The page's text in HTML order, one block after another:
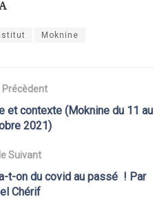
Moknine
et contexte (Moknine du 11 au
2021)
Suivant
t-on du covid au passé ! Par
Chérif